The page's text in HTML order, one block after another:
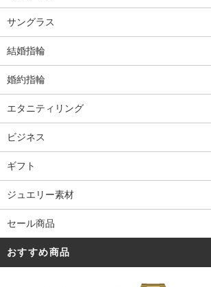
サングラス
結婚指輪
婚約指輪
エタニティリング
ビジネス
ギフト
ジュエリー素材
セール商品
おすすめ商品